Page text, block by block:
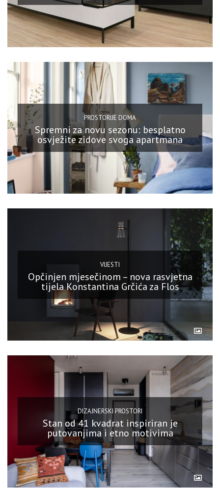
PROSTORIJE DOMA
Spremni za novu sezonu: besplatno
osvježite zidove svoga apartmana
VIJESTI
Opčinjen mjesečinom – nova rasvjetna
tijela Konstantina Grčića za Flos
DIZAJNERSKI PROSTORI
Stan od 41 kvadrat inspiriran je
putovanjima i etno motivima